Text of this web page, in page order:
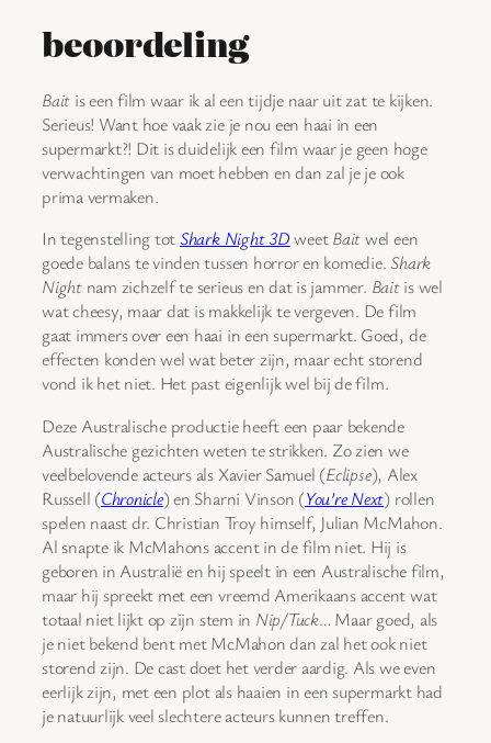
beoordeling
Bait is een film waar ik al een tijdje naar uit zat te kijken.
Serieus! Want hoe vaak zie je nou een haai in een
supermarkt?! Dit is duidelijk een film waar je geen hoge
verwachtingen van moet hebben en dan zal je je ook
prima vermaken.
In tegenstelling totShark Night 3DweetBaitwel een
goede balans te vinden tussen horror en komedie.Shark
Nightnam zichzelf te serieus en dat is jammer. Baitis wel
wat cheesy, maar dat is makkelijk te vergeven. De film
gaat immers over een haai in een supermarkt. Goed, de
effecten konden wel wat beter zijn, maar echt storend
vond ik het niet. Het past eigenlijk wel bij de film.
Deze Australische productie heeft een paar bekende
Australische gezichten weten te strikken. Zo zien we
veelbelovende acteurs als Xavier Samuel (Eclipse), Alex
Russell (Chronicle) en Sharni Vinson (You’re Next) rollen
spelen naast dr. Christian Troy himself, Julian McMahon.
Al snapte ik McMahons accent in de film niet. Hij is
geboren in Australië en hij speelt in een Australische film,
maar hij spreekt met een vreemd Amerikaans accent wat
totaal niet lijkt op zijn stem in Nip/Tuck… Maar goed, als
je niet bekend bent met McMahon dan zal het ook niet
storend zijn. De cast doet het verder aardig. Als we even
eerlijk zijn, met een plot als haaien in een supermarkt had
je natuurlijk veel slechtere acteurs kunnen treffen.